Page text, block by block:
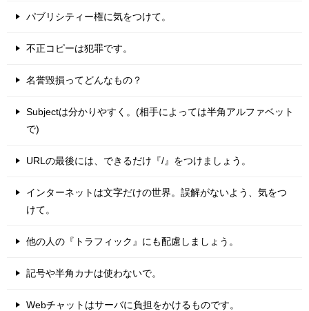
パブリシティー権に気をつけて。
不正コピーは犯罪です。
名誉毀損ってどんなもの？
Subjectは分かりやすく。(相手によっては半角アルファベット
で)
URLの最後には、できるだけ『/』をつけましょう。
インターネットは文字だけの世界。誤解がないよう、気をつ
けて。
他の人の『トラフィック』にも配慮しましょう。
記号や半角カナは使わないで。
Webチャットはサーバに負担をかけるものです。